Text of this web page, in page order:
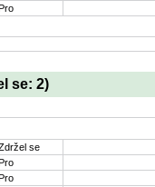
Pro
se: 2)
se
Pro
Pro